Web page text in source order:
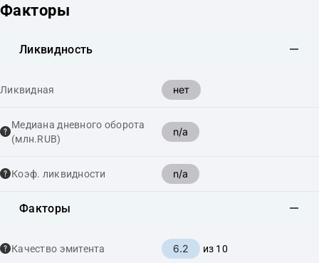
Факторы
Ликвидность
Ликвидная нет
Медиана дневного оборота
(млн.RUB)
n/a
Коэф. ликвидности n/a
Факторы
Качество эмитента 6.2 из 10